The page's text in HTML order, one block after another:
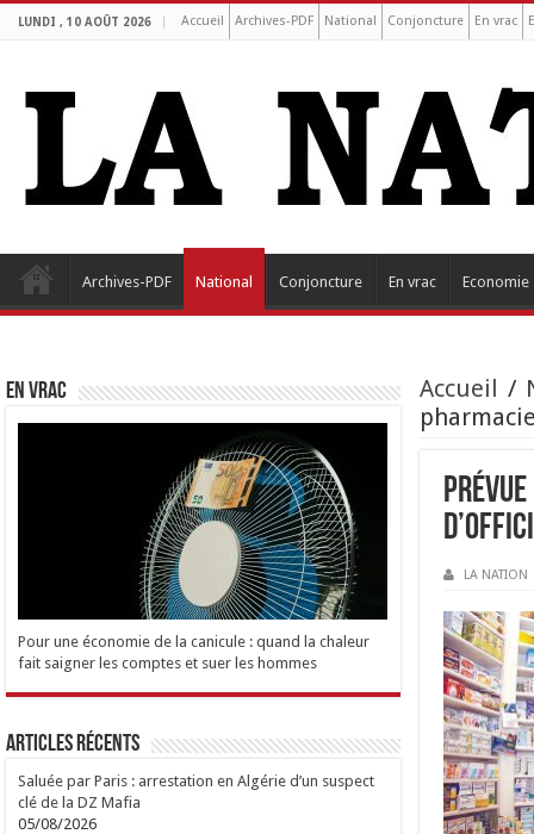
LUNDI , 10 AOÛT 2026 Accueil Archives-PDF National Conjoncture En vrac
Archives-PDF National Conjoncture En vrac Economie
Accueil /
LA NATION
EN VRAC
Pour une économie de la canicule : quand la chaleur
fait saigner les comptes et suer les hommes
Articles Récents
Saluée par Paris : arrestation en Algérie d’un suspect
clé de la DZ Mafia
05/08/2026